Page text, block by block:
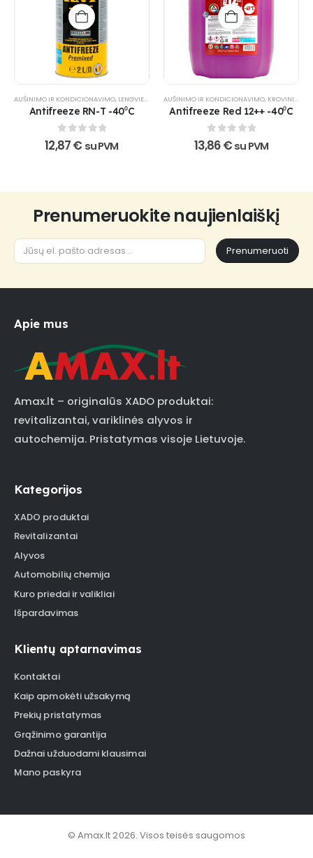
AUŠINIMO IR KONDICIONAVIMO, LENGVIESIEMS AUTOMOBILIAMS ,VISUREIGIAMS ,XADO
Antifreeze RN-T -40⁰C
0out of 5
12,87€ su PVM
AUŠINIMO IR KONDICIONAVIMO, KROVININIAMS AUTOMOBILIAMS
Antifreeze Red 12++ -40⁰C
0out of 5
13,86€ su PVM
Prenumeruokite naujienlaiškį
Prenumeruoti
Apie mus
Amax.lt – originalūs XADO produktai:
revitalizantai, variklinės alyvos ir
autochemija. Pristatymas visoje Lietuvoje.
Kategorijos
XADO produktai
Revitalizantai
Alyvos
Automobilių chemija
Kuro priedai ir valikliai
Išpardavimas
Klientų aptarnavimas
Kontaktai
Kaip apmokėti užsakymą
Prekių pristatymas
Grąžinimo garantija
Dažnai užduodami klausimai
Mano paskyra
© Amax.lt 2026. Visos teisės saugomos